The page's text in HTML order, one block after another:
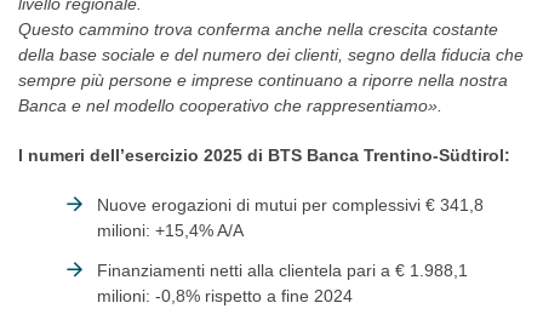
Questo cammino trova conferma anche nella crescita costante
della base sociale e del numero dei clienti, segno della fiducia che
sempre più persone e imprese continuano a riporre nella nostra
Banca e nel modello cooperativo che rappresentiamo».
I numeri dell’esercizio 2025 di BTS Banca Trentino-Südtirol:
Nuove erogazioni di mutui per complessivi € 341,8
milioni: +15,4% A/A
Finanziamenti netti alla clientela pari a € 1.988,1
milioni: -0,8% rispetto a fine 2024